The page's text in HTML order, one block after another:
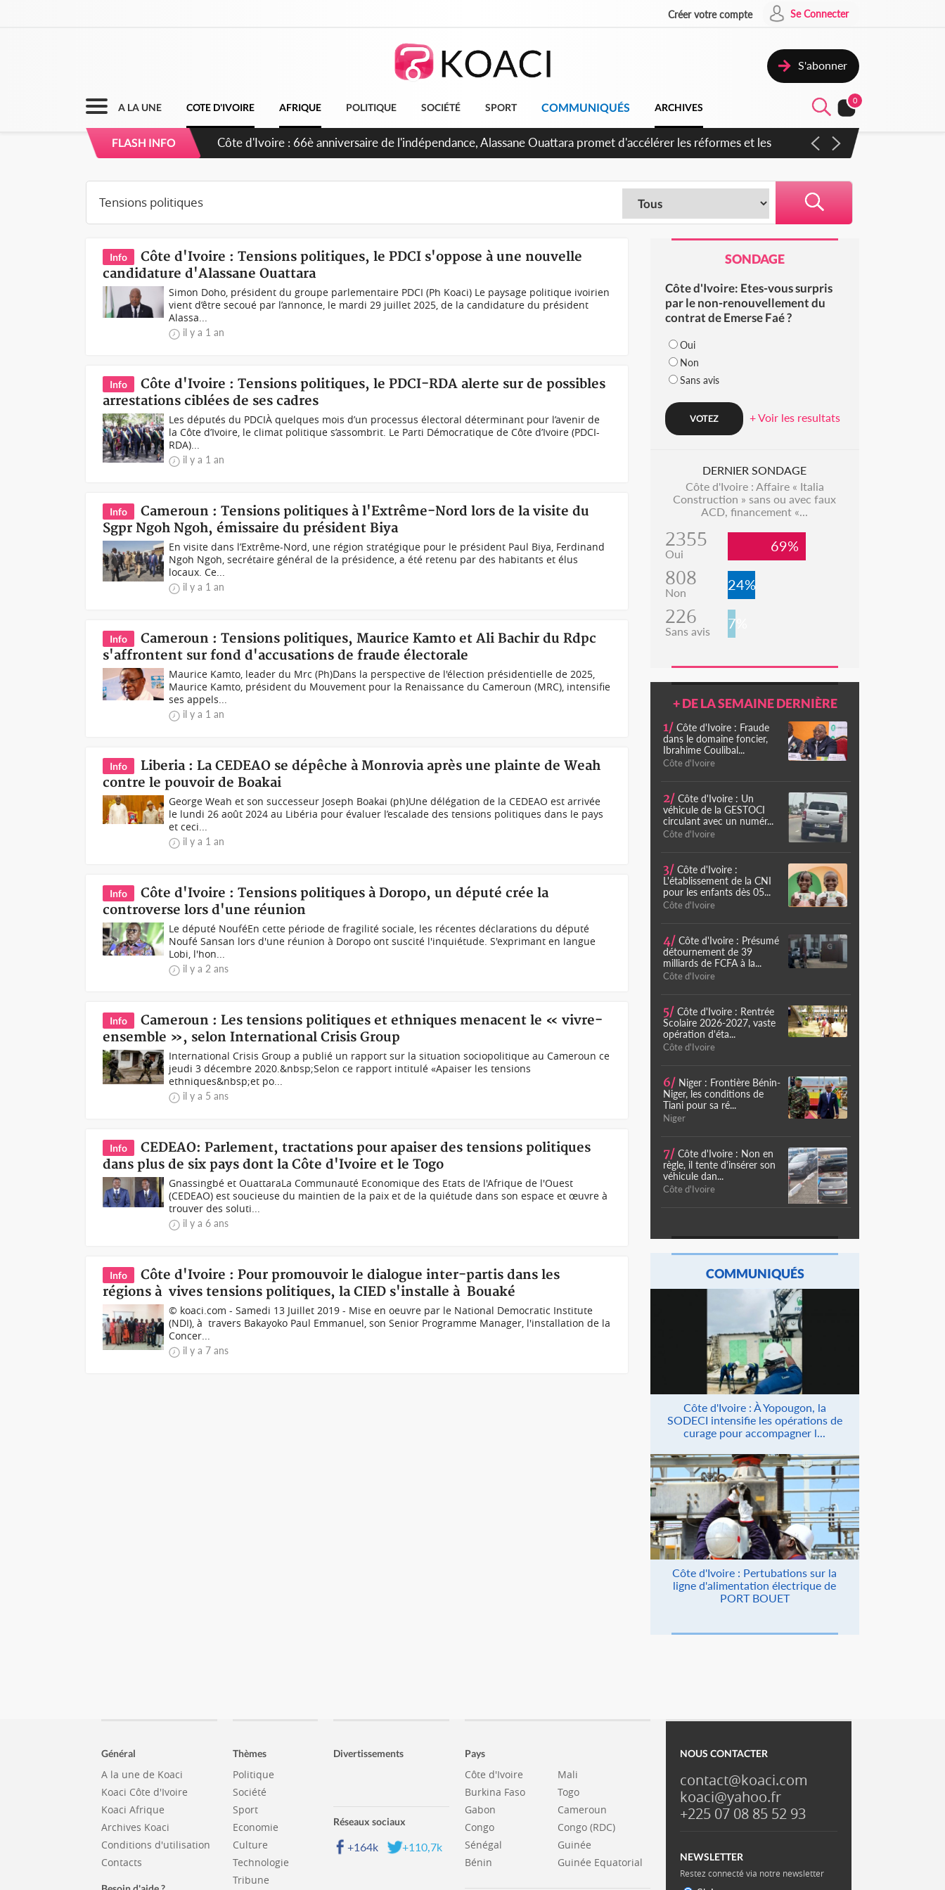
Créer votre compte Se Connecter
S'abonner
A LA UNE COTE D'IVOIRE AFRIQUE POLITIQUE SOCIÉTÉ SPORT COMMUNIQUÉS ARCHIVES
0
FLASH INFO
Côte d'Ivoire : 66è anniversaire de l'indépendance, Alassane Ouattara promet d'accélérer les réformes et les
Info
Côte d'Ivoire : Tensions politiques, le PDCI s'oppose à une nouvelle
candidature d'Alassane Ouattara
Simon Doho, président du groupe parlementaire PDCI (Ph Koaci) Le paysage politique ivoirien
vient d’être secoué par l’annonce, le mardi 29 juillet 2025, de la candidature du président
Alassa...
il y a 1 an
Info
Côte d'Ivoire : Tensions politiques, le PDCI-RDA alerte sur de possibles
arrestations ciblées de ses cadres
Les députés du PDCIÀ quelques mois d’un processus électoral déterminant pour l’avenir de
la Côte d’Ivoire, le climat politique s’assombrit. Le Parti Démocratique de Côte d’Ivoire (PDCI-
RDA)...
il y a 1 an
Info
Cameroun : Tensions politiques à l'Extrême-Nord lors de la visite du
Sgpr Ngoh Ngoh, émissaire du président Biya
En visite dans l’Extrême-Nord, une région stratégique pour le président Paul Biya, Ferdinand
Ngoh Ngoh, secrétaire général de la présidence, a été retenu par des habitants et élus
locaux. Ce...
il y a 1 an
Info
Cameroun : Tensions politiques, Maurice Kamto et Ali Bachir du Rdpc
s'affrontent sur fond d'accusations de fraude électorale
Maurice Kamto, leader du Mrc (Ph)Dans la perspective de l'élection présidentielle de 2025,
Maurice Kamto, président du Mouvement pour la Renaissance du Cameroun (MRC), intensifie
ses appels...
il y a 1 an
Info
Liberia : La CEDEAO se dépêche à Monrovia après une plainte de Weah
contre le pouvoir de Boakai
George Weah et son successeur Joseph Boakai (ph)Une délégation de la CEDEAO est arrivée
le lundi 26 août 2024 au Libéria pour évaluer l’escalade des tensions politiques dans le pays
et ceci...
il y a 1 an
Info
Côte d'Ivoire : Tensions politiques à Doropo, un député crée la
controverse lors d'une réunion
Le député NouféEn cette période de fragilité sociale, les récentes déclarations du député
Noufé Sansan lors d'une réunion à Doropo ont suscité l'inquiétude. S'exprimant en langue
Lobi, l'hon...
il y a 2 ans
Info
Cameroun : Les tensions politiques et ethniques menacent le « vivre-
ensemble », selon International Crisis Group
International Crisis Group a publié un rapport sur la situation sociopolitique au Cameroun ce
jeudi 3 décembre 2020.&nbsp;Selon ce rapport intitulé «Apaiser les tensions
ethniques&nbsp;et po...
il y a 5 ans
Info
CEDEAO: Parlement, tractations pour apaiser des tensions politiques
dans plus de six pays dont la Côte d'Ivoire et le Togo
Gnassingbé et OuattaraLa Communauté Economique des Etats de l'Afrique de l'Ouest
(CEDEAO) est soucieuse du maintien de la paix et de la quiétude dans son espace et œuvre à
trouver des soluti...
il y a 6 ans
Info
Côte d'Ivoire : Pour promouvoir le dialogue inter-partis dans les
régions à vives tensions politiques, la CIED s'installe à Bouaké
© koaci.com - Samedi 13 Juillet 2019 - Mise en oeuvre par le National Democratic Institute
(NDI), à travers Bakayoko Paul Emmanuel, son Senior Programme Manager, l'installation de la
Concer...
il y a 7 ans
SONDAGE
Côte d'Ivoire: Etes-vous surpris
par le non-renouvellement du
contrat de Emerse Faé ?
Oui
Non
Sans avis
+ Voir les resultats
DERNIER SONDAGE
Côte d'Ivoire : Affaire « Italia
Construction » sans ou avec faux
ACD, financement «...
2355
Oui 69%
808
Non 24%
226
Sans avis 7%
+ DE LA SEMAINE DERNIÈRE
1/ Côte d'Ivoire : Fraude
dans le domaine foncier,
Ibrahime Coulibal...
Côte d'Ivoire
2/ Côte d'Ivoire : Un
véhicule de la GESTOCI
circulant avec un numér...
Côte d'Ivoire
3/ Côte d'Ivoire :
L'établissement de la CNI
pour les enfants dès 05...
Côte d'Ivoire
4/ Côte d'Ivoire : Présumé
détournement de 39
milliards de FCFA à la...
Côte d'Ivoire
5/ Côte d'Ivoire : Rentrée
Scolaire 2026-2027, vaste
opération d'éta...
Côte d'Ivoire
6/ Niger : Frontière Bénin-
Niger, les conditions de
Tiani pour sa ré...
Niger
7/ Côte d'Ivoire : Non en
règle, il tente d'insérer son
véhicule dan...
Côte d'Ivoire
COMMUNIQUÉS
Côte d'Ivoire : À Yopougon, la
SODECI intensifie les opérations de
curage pour accompagner l...
Côte d'Ivoire : Pertubations sur la
ligne d'alimentation électrique de
PORT BOUET
Général
A la une de Koaci
Koaci Côte d'Ivoire
Koaci Afrique
Archives Koaci
Conditions d'utilisation
Contacts
Thèmes
Politique
Société
Sport
Economie
Culture
Technologie
Tribune
Divertissements
Réseaux sociaux
+164k +110,7k
Pays
Côte d'Ivoire
Burkina Faso
Gabon
Congo
Sénégal
Bénin
Mali
Togo
Cameroun
Congo (RDC)
Guinée
Guinée Equatorial
NOUS CONTACTER
contact@koaci.com
koaci@yahoo.fr
+225 07 08 85 52 93
NEWSLETTER
Restez connecté via notre newsletter